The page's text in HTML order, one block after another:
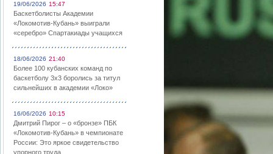
19/06/2026 15:47
Баскетболисты Академии
«Локомотив-Кубань» выиграли
«серебро» Спартакиады учащихся
18/06/2026 21:40
Более 100 кубанских команд по
баскетболу 3х3 боролись за титул
сильнейших в академии «Локо»
16/06/2026 10:15
Дмитрий Пирог – о «бронзе» ПБК
«Локомотив-Кубань» в чемпионате
России: Это яркое свидетельство
упорного труда